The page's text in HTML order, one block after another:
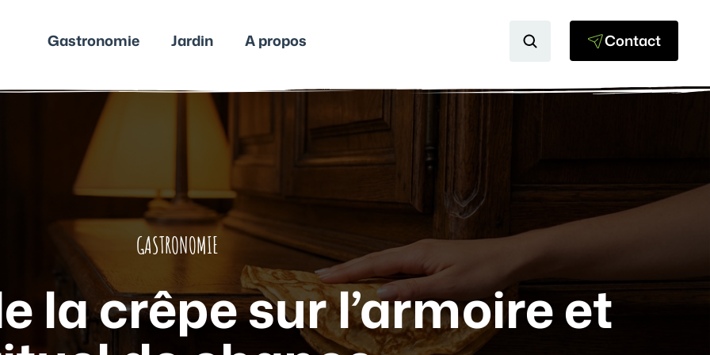
Gastronomie Jardin A propos Contact
GASTRONOMIE
la crêpe sur l’armoire et